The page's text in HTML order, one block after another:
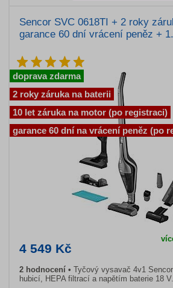
Sencor SVC 0618TI + 2 roky
garance 60 dní vrácení peněz +
4 549 Kč
2 hodnocení
Tyčový vysavač 4v1
hubicí, HEPA filtrací a napětím baterie 18 V.
doprava zdarma
2 roky záruka na baterii
10 let záruka na motor (po registraci)
garance 60 dní na vrácení peněz (po